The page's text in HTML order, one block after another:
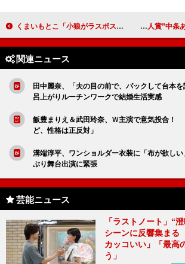
くまいもとこ「小狼がラスボスは嫌！」 「カードキャプターさくら」新シリーズがスタート 長澤まさみ、ベストアクトレス
関連ニュース
田中麗奈、「夫の目の前で、パックして台本
呂上がりルーチンワークで結婚生活実感
飯豊まりえ＆武田玲奈、Ｗ主演で意気投合！
ど、性格は正反対」
溝端淳平、ワンショルダー衣装に「布が欲し
ぶり舞台出演に緊張
芸能ニュース
「ラストノート」“
シーンに反響集まる
カッコいい」「最高
う」